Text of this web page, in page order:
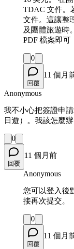
TDAC 文件。
文件。這讓整
及團體旅遊時
PDF 檔案即可
0
回覆
11 個月
Anonymous
我不小心把簽證申
日遊）。我該怎麼
0
回覆
11 個月前
Anonymous
您可以登入後
接再次提交。
0
回覆
11 個月